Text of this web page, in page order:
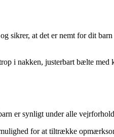
sikrer, at det er nemt for dit
i nakken, justerbart bælte
er synligt under alle
for at tiltrække